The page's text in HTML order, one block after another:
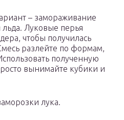
– замораживание
Луковые перья
чтобы получилась
разлейте по формам,
полученную
вынимайте кубики и
лука.